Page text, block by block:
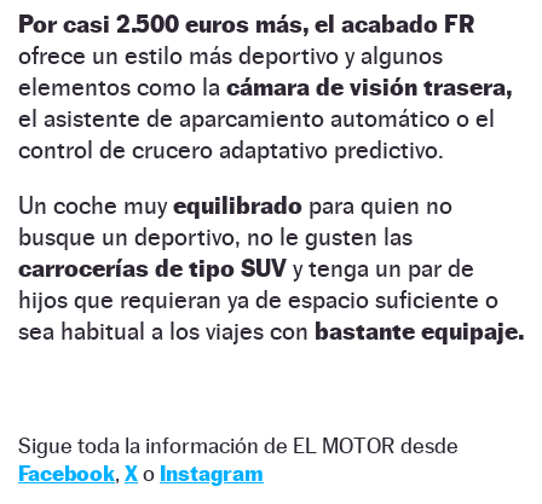
Por casi 2.500 euros más, el acabado FR
ofrece un estilo más deportivo y algunos
elementos como la cámara de visión trasera,
el asistente de aparcamiento automático o el
control de crucero adaptativo predictivo.
Un coche muyequilibrado para quien no
busque un deportivo, no le gusten las
carrocerías de tipo SUV y tenga un par de
hijos que requieran ya de espacio suficiente o
sea habitual a los viajes con bastante equipaje.
Sigue toda la información de EL MOTOR desde
Facebook, Xo Instagram